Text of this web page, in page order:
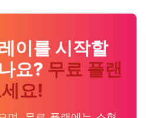
이를 시작할
요? 무료 플랜
요!